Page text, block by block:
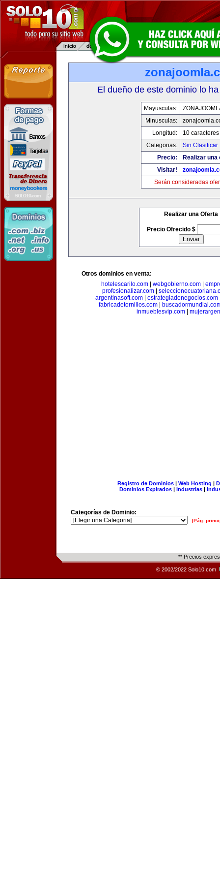
El dueño de este dominio lo
Mayusculas:
Minusculas:
Longitud:
10 caracteres
Categorias:
Sin Clasificar
Precio:
Realizar una
Visitar!
Serán consideradas
Realizar una Oferta
Precio Ofrecido $
Otros dominios en venta:
hotelescarilo.com
webgobierno.com
profesionalizar.com|
argentinasoft.com| estrategiadenegocios.com
fabricadetornillos.com
inmueblesvip.com|
Registro de Dominios| Web Hosting |
Dominios Expirados | Industrias |
Categorías de Dominio:
[Pág.
** Precios
© 2002/2022 Solo10.com